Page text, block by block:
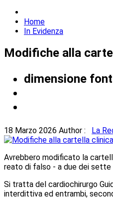
Home
In Evidenza
Modifiche alla
dimensione font
18 Marzo 2026 Author : La
Avrebbero modificato la
reato di falso - a due dei sette
Si tratta del cardiochirurgo
interdittiva ed entrambi,